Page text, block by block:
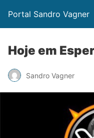
Portal Sandro Vagner
Hoje em
Sandro Vagner